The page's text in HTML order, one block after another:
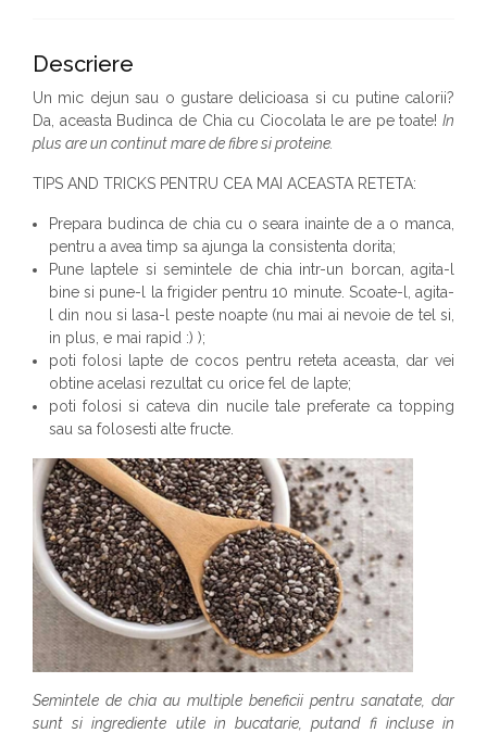
Descriere
Un mic dejun sau o gustare delicioasa si cu putine calorii?
Da, aceasta Budinca de Chia cu Ciocolata le are pe toate! In
plus are un continut mare de fibre si proteine.
TIPS AND TRICKS PENTRU CEA MAI ACEASTA RETETA:
Prepara budinca de chia cu o seara inainte de a o manca,
pentru a avea timp sa ajunga la consistenta dorita;
Pune laptele si semintele de chia intr-un borcan, agita-l
bine si pune-l la frigider pentru 10 minute. Scoate-l, agita-
l din nou si lasa-l peste noapte (nu mai ai nevoie de tel si,
in plus, e mai rapid :) );
poti folosi lapte de cocos pentru reteta aceasta, dar vei
obtine acelasi rezultat cu orice fel de lapte;
poti folosi si cateva din nucile tale preferate ca topping
sau sa folosesti alte fructe.
Semintele de chia au multiple beneficii pentru sanatate, dar
sunt si ingrediente utile in bucatarie, putand fi incluse in